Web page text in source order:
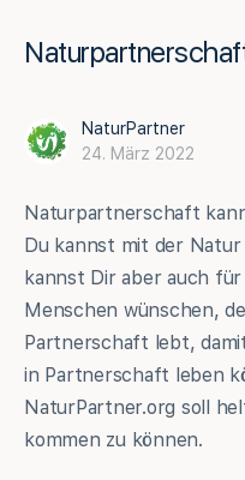
NaturPartner
24. März 2022
Naturpartnerschaft
Du kannst mit der
kannst Dir aber auch
Menschen wünschen,
Partnerschaft lebt,
in Partnerschaft leben
NaturPartner.org soll
kommen zu können.